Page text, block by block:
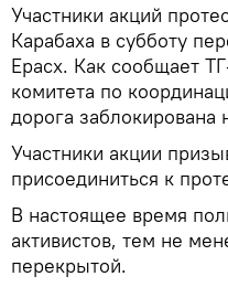
Участники акций
Карабаха в субботу
Ерасх. Как сообщает
комитета по
дорога заблокирована
Участники акции
присоединиться к
В настоящее время
активистов, тем не
перекрытой.